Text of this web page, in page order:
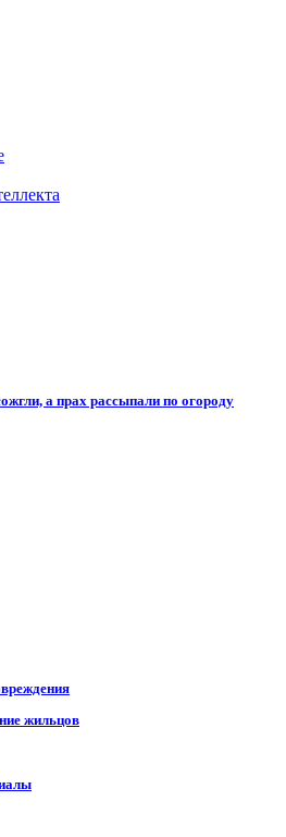
а прах рассыпали по огороду
жильцов